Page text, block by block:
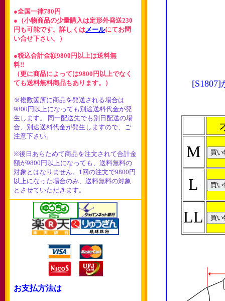
●全国一律780円
●（小物商品の少量購入は定形外発送230
円も可能です。詳しくはメールにてお問
い合せ下さい。）
●税込合計金額9800円以上は送料無
料!!
（更に商品によっては9800円以上でなく
ても送料無料商品もあります。）
※複数箇所に商品を発送される場合は
9800円以上になっても別途送料代金が発
生します。 同一配送先でも別日配送の場
合、別途送料代金が発生しますので、ご
注意下さい。
※後日あらためて商品を注文されて合計金
額が9800円以上になっても、送料無料の
対象とはなりません。1回の注文で9800円
以上になった場合のみ、送料無料の対象
とさせていただきます。
お支払方法は
M
L
LL